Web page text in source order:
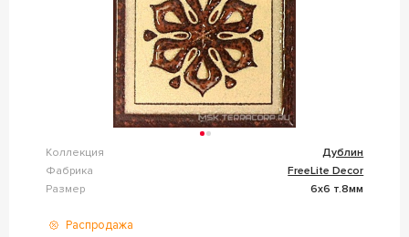
Коллекция
Дублин
Фабрика
FreeLite Decor
Размер
6x6 т.8мм
Распродажа